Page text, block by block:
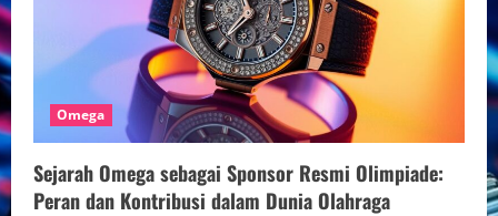
Cerdas
untuk
Tampil
Menawan
Omega
Sejarah Omega sebagai Sponsor Resmi Olimpiade:
Peran dan Kontribusi dalam Dunia Olahraga